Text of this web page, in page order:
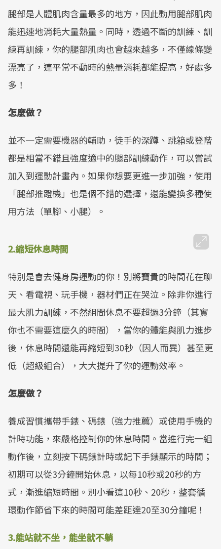
Mute
腿部是人體肌肉含量最多的地方，因此動用腿部肌肉
能迅速地消耗大量熱量。同時，透過不斷的訓練、訓
練再訓練，你的腿部肌肉也會越來越多，不僅線條變
漂亮了，連平常不動時的熱量消耗都能提高，好處多
多！
怎麼做？
並不一定需要機器的輔助，徒手的深蹲、跳箱或登階
都是相當不錯且強度適中的腿部訓練動作，可以嘗試
加入到運動計畫內。如果你想要更進一步加強，使用
「腿部推蹬機」也是個不錯的選擇，還能變換多種使
用方法（單腳、小腿）。
2.縮短休息時間
特別是會去健身房運動的你！別將寶貴的時間花在聊
天、看電視、玩手機，器材們正在哭泣。除非你進行
最大肌力訓練，不然組間休息不要超過3分鐘（其實
你也不需要這麼久的時間），當你的體能與肌力進步
後，休息時間還能再縮短到30秒（因人而異）甚至更
低（超級組合），大大提升了你的運動效率。
怎麼做？
養成習慣攜帶手錶、碼錶（強力推薦）或使用手機的
計時功能，來嚴格控制你的休息時間。當進行完一組
動作後，立刻按下碼錶計時或記下手錶顯示的時間；
初期可以從3分鐘開始休息，以每10秒或20秒的方
式，漸進縮短時間。別小看這10秒、20秒，整套循
環動作節省下來的時間可能差距達20至30分鐘呢！
3.能站就不坐，能坐就不躺